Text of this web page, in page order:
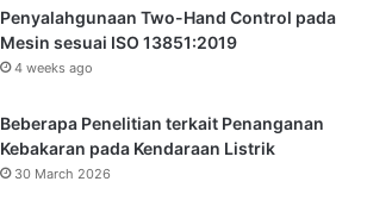
Penyalahgunaan Two-Hand Control pada
Mesin sesuai ISO 13851:2019
4 weeks ago
Beberapa Penelitian terkait Penanganan
Kebakaran pada Kendaraan Listrik
30 March 2026